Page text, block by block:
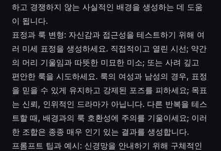
하고 경쟁하지 않는 사실적인 배경을 생성하는 데 도움
이 됩니다.
표정과 룩 변형: 자신감과 접근성을 테스트하기 위해 여
러 미세 표정을 생성하세요. 직접적이고 열린 시선; 약간
의 머리 기울임과 따뜻한 미묘한 미소; 또는 사려 깊고
편안한 룩을 시도하세요. 룩의 여성과 남성의 경우, 표정
을 믿을 수 있게 유지하고 강제된 포즈를 피하세요; 목표
는 신뢰, 인위적인 드라마가 아닙니다. 다른 반복을 테스
트할 때, 배경과의 룩 호환성에 주의를 기울이세요; 이러
한 조합은 종종 매우 인기 있는 결과를 생성합니다.
프롬프트 팁과 예시: 신경망을 안내하기 위해 구체적인